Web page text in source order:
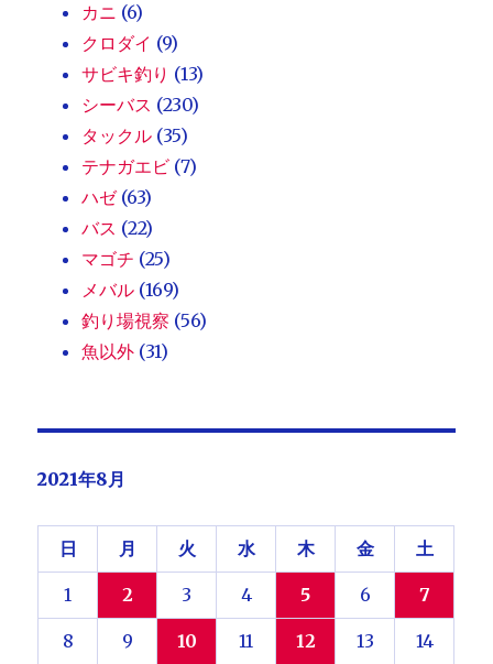
カニ (6)
クロダイ (9)
サビキ釣り (13)
シーバス (230)
タックル (35)
テナガエビ (7)
ハゼ(63)
バス (22)
マゴチ (25)
メバル (169)
釣り場視察 (56)
魚以外 (31)
2021年8月
日 月 火 水 木 金 土
1 2 3 4 5 6 7
8 9 10 11 12 13 14